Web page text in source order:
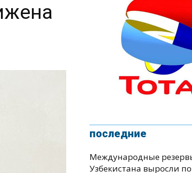
последние
Международные
Узбекистана выросли